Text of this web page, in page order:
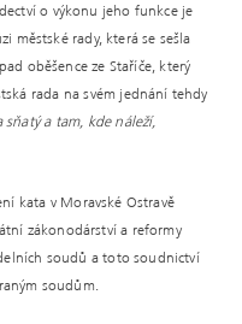
o výkonu jeho funkce je
městské rady, která se sešla
oběšence ze Staříče, který
rada na svém jednání tehdy
sňatý a tam, kde náleží,
kata v Moravské Ostravě
zákonodárství a reformy
soudů a toto soudnictví
soudům.